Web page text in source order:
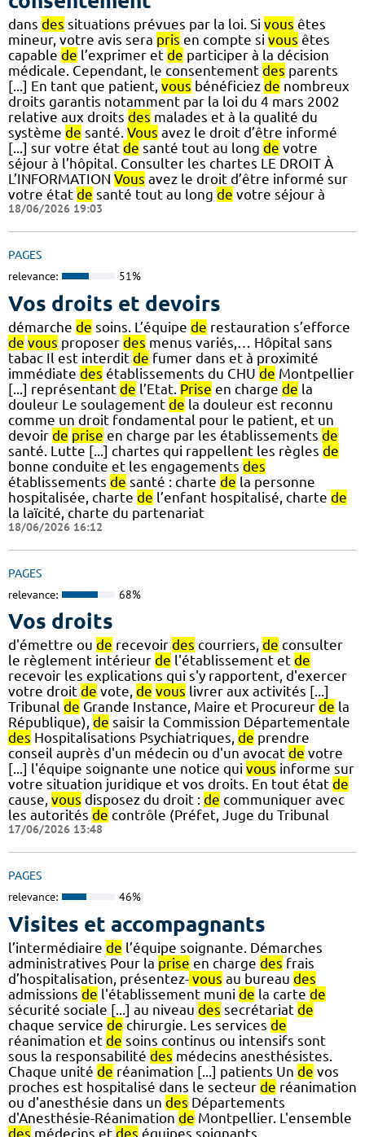
dans des situations prévues par la loi. Si vous êtes
mineur, votre avis sera pris en compte si vous êtes
capable de l’exprimer et de participer à la décision
médicale. Cependant, le consentement des parents
[...] En tant que patient, vous bénéficiez de nombreux
droits garantis notamment par la loi du 4 mars 2002
relative aux droits des malades et à la qualité du
système de santé. Vous avez le droit d’être informé
[...] sur votre état de santé tout au long de votre
séjour à l’hôpital. Consulter les chartes LE DROIT À
L’INFORMATION Vous avez le droit d’être informé sur
votre état de santé tout au long de votre séjour à
18/06/2026 19:03
PAGES
relevance: 51%
Vos droits et devoirs
démarche de soins. L’équipe de restauration s’efforce
de vous proposer des menus variés,… Hôpital sans
tabac Il est interdit de fumer dans et à proximité
immédiate des établissements du CHU de Montpellier
[...] représentant de l’Etat. Prise en charge de la
douleur Le soulagement de la douleur est reconnu
comme un droit fondamental pour le patient, et un
devoir de prise en charge par les établissements de
santé. Lutte [...] chartes qui rappellent les règles de
bonne conduite et les engagements des
établissements de santé : charte de la personne
hospitalisée, charte de l’enfant hospitalisé, charte de
la laïcité, charte du partenariat
18/06/2026 16:12
PAGES
relevance: 68%
Vos droits
d'émettre ou de recevoir des courriers, de consulter
le règlement intérieur de l'établissement et de
recevoir les explications qui s'y rapportent, d'exercer
votre droit de vote, de vous livrer aux activités [...]
Tribunal de Grande Instance, Maire et Procureur de la
République), de saisir la Commission Départementale
des Hospitalisations Psychiatriques, de prendre
conseil auprès d'un médecin ou d'un avocat de votre
[...] l'équipe soignante une notice qui vous informe sur
votre situation juridique et vos droits. En tout état de
cause, vous disposez du droit : de communiquer avec
les autorités de contrôle (Préfet, Juge du Tribunal
17/06/2026 13:48
PAGES
relevance: 46%
Visites et accompagnants
l’intermédiaire de l’équipe soignante. Démarches
administratives Pour la prise en charge des frais
d’hospitalisation, présentez- vous au bureau des
admissions de l'établissement muni de la carte de
sécurité sociale [...] au niveau des secrétariat de
chaque service de chirurgie. Les services de
réanimation et de soins continus ou intensifs sont
sous la responsabilité des médecins anesthésistes.
Chaque unité de réanimation [...] patients Un de vos
proches est hospitalisé dans le secteur de réanimation
ou d'anesthésie dans un des Départements
d'Anesthésie-Réanimation de Montpellier. L'ensemble
des médecins et des équipes soignants